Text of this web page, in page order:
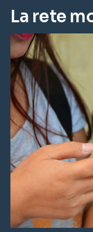
La rete